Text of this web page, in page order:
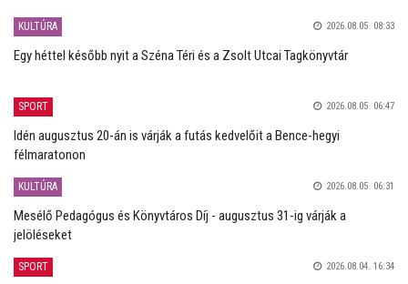
KULTÚRA 2026.08.05. 08:33
Egy héttel később nyit a Széna Téri és a Zsolt Utcai Tagkönyvtár
SPORT 2026.08.05. 06:47
Idén augusztus 20-án is várják a futás kedvelőit a Bence-hegyi
félmaratonon
KULTÚRA 2026.08.05. 06:31
Mesélő Pedagógus és Könyvtáros Díj - augusztus 31-ig várják a
jelöléseket
SPORT 2026.08.04. 16:34